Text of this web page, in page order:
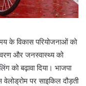
के विकास परियोजनाओं को
और जनस्वास्थ्य को
को बढ़ावा दिया। भाजपा
पर साइकिल दौड़ती